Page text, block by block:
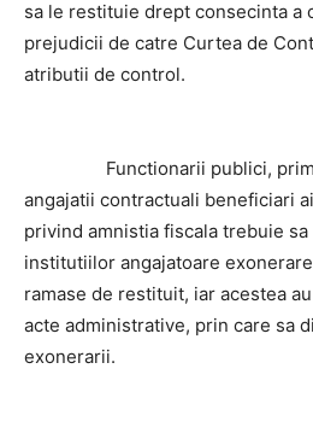
sa le restituie drept consecinta a
prejudicii de catre Curtea de
atributii de control.
Functionarii publici,
angajatii contractuali beneficiari
privind amnistia fiscala trebuie
institutiilor angajatoare
ramase de restituit, iar acestea
acte administrative, prin care sa
exonerarii.